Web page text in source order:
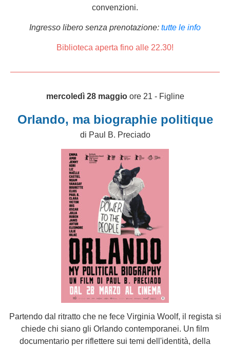
convenzioni.
Ingresso libero senza prenotazione: tutte le info
Biblioteca aperta fino alle 22.30!
mercoledì 28 maggio ore 21 - Figline
Orlando, ma biographie politique
di Paul B. Preciado
Partendo dal ritratto che ne fece Virginia Woolf, il regista si
chiede chi siano gli Orlando contemporanei. Un film
documentario per riflettere sui temi dell'identità, della